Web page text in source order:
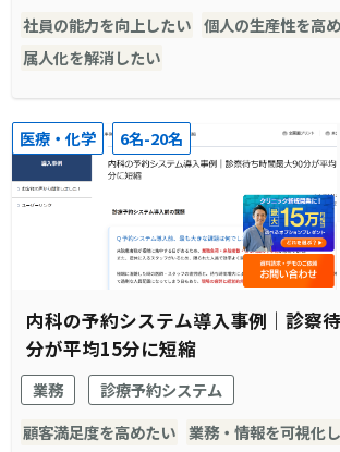
社員の能力を向上したい 個人の生産性を高
属人化を解消したい
医療・化学 6名-20名
内科の予約システム導入事例｜診察
分が平均15分に短縮
業務
診療予約システム
顧客満足度を高めたい 業務・情報を可視化